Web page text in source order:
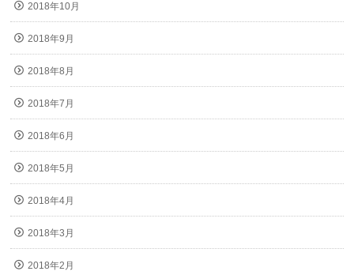
2018年10月
2018年9月
2018年8月
2018年7月
2018年6月
2018年5月
2018年4月
2018年3月
2018年2月